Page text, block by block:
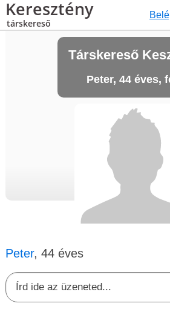
Keresztény
társkereső
Társkereső
Peter, 44 éves,
Peter, 44 éves